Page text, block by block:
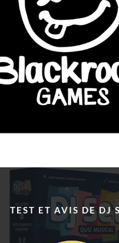
TEST ET AVIS DE DJ